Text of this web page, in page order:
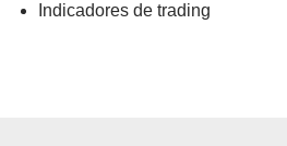
Indicadores de trading